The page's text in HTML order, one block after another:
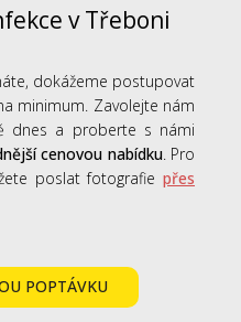
v Třeboni
dokážeme postupovat
minimum. Zavolejte nám
dnes a proberte s námi
cenovou nabídku. Pro
poslat fotografie přes
POPTÁVKU